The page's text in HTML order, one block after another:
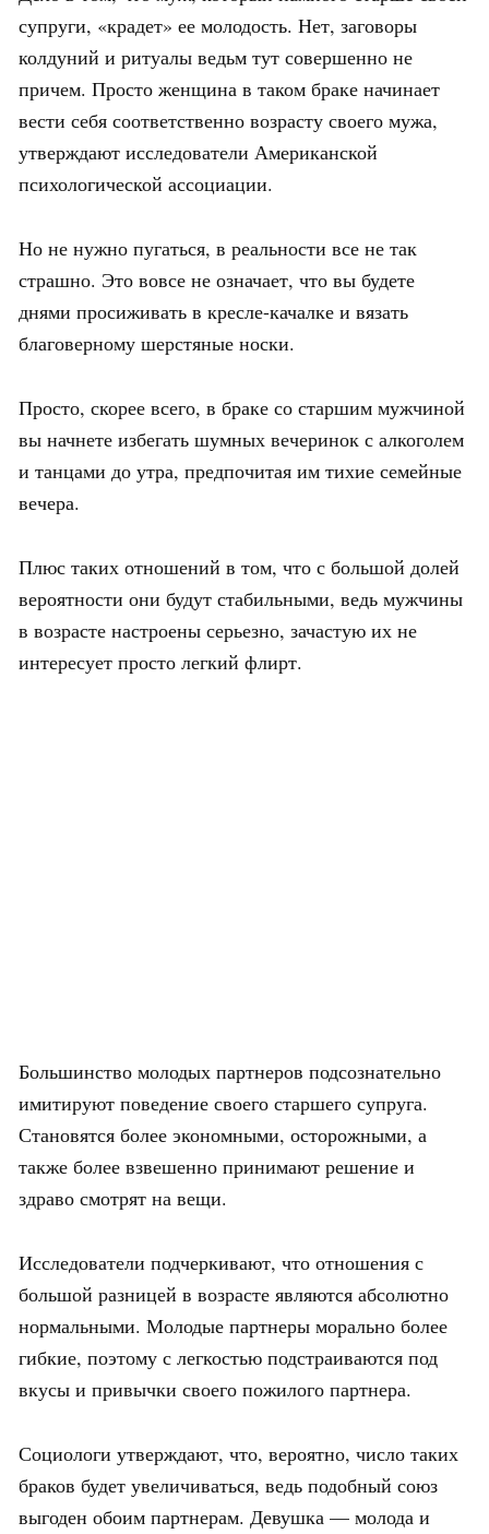
супруги, «крадет» ее молодость. Нет, заговоры
колдуний и ритуалы ведьм тут совершенно не
причем. Просто женщина в таком браке начинает
вести себя соответственно возрасту своего мужа,
утверждают исследователи Американской
психологической ассоциации.
Но не нужно пугаться, в реальности все не так
страшно. Это вовсе не означает, что вы будете
днями просиживать в кресле-качалке и вязать
благоверному шерстяные носки.
Просто, скорее всего, в браке со старшим мужчиной
вы начнете избегать шумных вечеринок с алкоголем
и танцами до утра, предпочитая им тихие семейные
вечера.
Плюс таких отношений в том, что с большой долей
вероятности они будут стабильными, ведь мужчины
в возрасте настроены серьезно, зачастую их не
интересует просто легкий флирт.
Большинство молодых партнеров подсознательно
имитируют поведение своего старшего супруга.
Становятся более экономными, осторожными, а
также более взвешенно принимают решение и
здраво смотрят на вещи.
Исследователи подчеркивают, что отношения с
большой разницей в возрасте являются абсолютно
нормальными. Молодые партнеры морально более
гибкие, поэтому с легкостью подстраиваются под
вкусы и привычки своего пожилого партнера.
Социологи утверждают, что, вероятно, число таких
браков будет увеличиваться, ведь подобный союз
выгоден обоим партнерам. Девушка — молода и